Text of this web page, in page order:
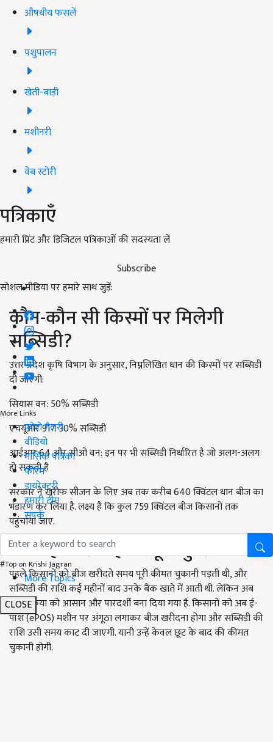
औषधीय फसलें
पशुपालन
खेती-बाड़ी
मशीनरी
वेब स्टोरी
पत्रिकाएँ
हमारी प्रिंट और डिजिटल पत्रिकाओं की सदस्यता लें
Subscribe
सोशल मीडिया पर हमारे साथ जुड़ें:
More Links
फोटो गैलरी
वीडियो
मासिक पत्रिका
फोरम
डायरेक्टरी
हमारी टीम
संपर्क
#Top on Krishi Jagran
More Topics
CLOSE
कौन-कौन सी किस्मों पर मिलेगी
सब्सिडी?
उत्तर प्रदेश कृषि विभाग के अनुसार, निम्नलिखित धान की किस्मों पर सब्सिडी
दी जाएगी:
सियास वन: 50% सब्सिडी
एचयूआर 917: 30% सब्सिडी
आईआर 64 और सीओ वन: इन पर भी सब्सिडी निर्धारित है जो अलग-अलग
हो सकती है
सरकार ने खरीफ सीजन के लिए अब तक करीब 640 क्विंटल धान बीज का
भंडारण कर लिया है. लक्ष्य है कि कुल 759 क्विंटल बीज किसानों तक
पहुंचाया जाए.
अब नहीं करना होगा पूरा भुगतान
पहले किसानों को बीज खरीदते समय पूरी कीमत चुकानी पड़ती थी, और
सब्सिडी की राशि कई महीनों बाद उनके बैंक खाते में आती थी. लेकिन अब
इस प्रक्रिया को आसान और पारदर्शी बना दिया गया है. किसानों को अब ई-
पॉश (ePOS) मशीन पर अंगूठा लगाकर बीज खरीदना होगा और सब्सिडी की
राशि उसी समय काट दी जाएगी. यानी उन्हें केवल छूट के बाद की कीमत
चुकानी होगी.